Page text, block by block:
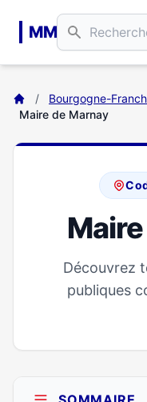
MM
/ Bourgogne-
Maire de Marnay
Découvrez
publiques